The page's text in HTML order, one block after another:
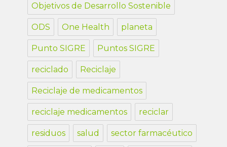
Objetivos de Desarrollo Sostenible
ODS One Health planeta
Punto SIGRE Puntos SIGRE
reciclado Reciclaje
Reciclaje de medicamentos
reciclaje medicamentos reciclar
residuos salud sector farmacéutico